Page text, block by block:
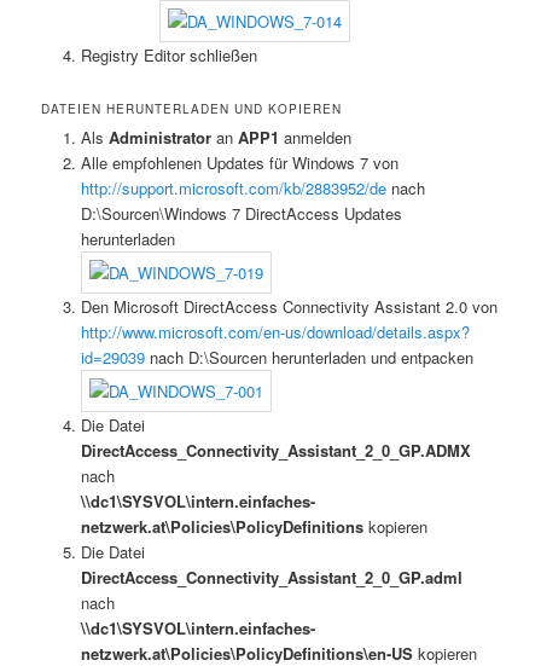
Registry Editor schließen
DATEIEN HERUNTERLADEN UND KOPIEREN
Als Administratoran APP1 anmelden
Alle empfohlenen Updates für Windows 7 von
http://support.microsoft.com/kb/2883952/denach
D:\Sourcen\Windows 7 DirectAccess Updates
herunterladen
Den Microsoft DirectAccess Connectivity Assistant 2.0 von
http://www.microsoft.com/en-us/download/details.aspx?
id=29039nach D:\Sourcen herunterladen und entpacken
Die Datei
DirectAccess_Connectivity_Assistant_2_0_GP.ADMX
nach
\\dc1\SYSVOL\intern.einfaches-
netzwerk.at\Policies\PolicyDefinitionskopieren
Die Datei
DirectAccess_Connectivity_Assistant_2_0_GP.adml
nach
\\dc1\SYSVOL\intern.einfaches-
netzwerk.at\Policies\PolicyDefinitions\en-USkopieren